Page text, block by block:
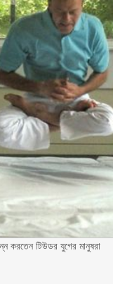
করতেন টিউডর যুগের মানুষরা